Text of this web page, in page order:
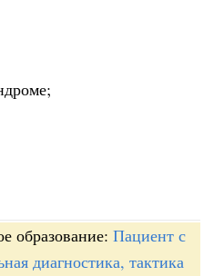
образование: Пациент с
диагностика, тактика